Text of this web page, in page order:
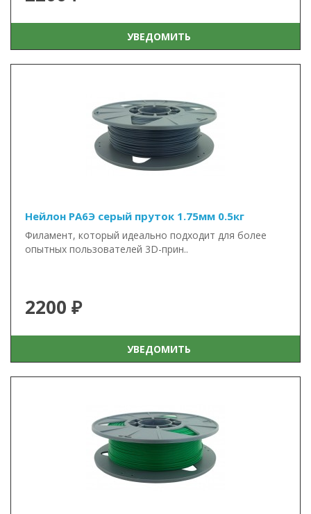
УВЕДОМИТЬ
Нейлон PA6Э серый пруток 1.75мм 0.5кг
Филамент, который идеально подходит для более
опытных пользователей 3D-прин..
2200 ₽
УВЕДОМИТЬ